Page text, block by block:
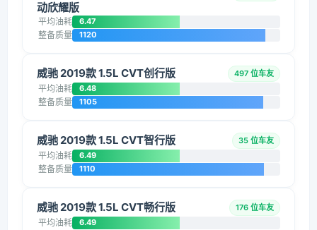
动欣耀版
平均油耗 6.47
整备质量 1120
威驰 2019款 1.5L CVT创行版 497 位车友
平均油耗 6.48
整备质量 1105
威驰 2019款 1.5L CVT智行版 35 位车友
平均油耗 6.49
整备质量 1110
威驰 2019款 1.5L CVT畅行版 176 位车友
平均油耗 6.49